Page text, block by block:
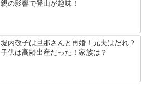
親の影響で登山が趣味！
堀内敬子は旦那さんと再婚！元夫はだれ？
子供は高齢出産だった！家族は？